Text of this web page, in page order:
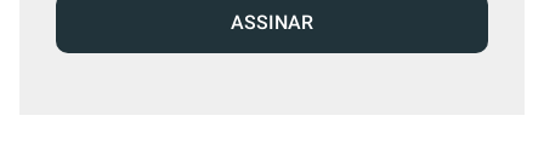
ASSINAR